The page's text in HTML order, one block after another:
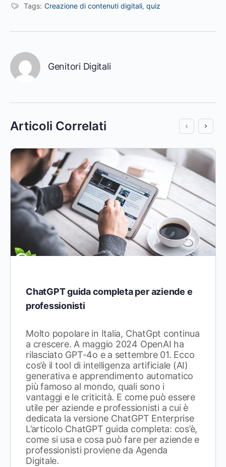
Tags: Creazione di contenuti digitali, quiz
Genitori Digitali
Articoli Correlati
ChatGPT guida completa per aziende e
professionisti
Molto popolare in Italia, ChatGpt continua
a crescere. A maggio 2024 OpenAI ha
rilasciato GPT-4o e a settembre 01. Ecco
cos’è il tool di intelligenza artificiale (AI)
generativa e apprendimento automatico
più famoso al mondo, quali sono i
vantaggi e le criticità. E come può essere
utile per aziende e professionisti a cui è
dedicata la versione ChatGPT Enterprise
L’articolo ChatGPT guida completa: cos’è,
come si usa e cosa può fare per aziende e
professionisti proviene da Agenda
Digitale.